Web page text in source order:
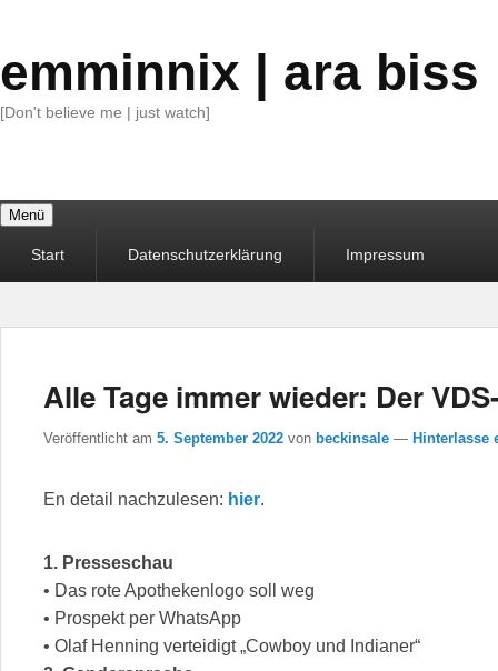
emminnix | ara biss
[Don't believe me | just watch]
Menü
MenüStart Datenschutzerklärung Impressum
Alle Tage immer wieder: Der
Veröffentlicht am 5. September 2022 von beckinsale — Hinterlasse
En detail nachzulesen: hier.
1. Presseschau
• Das rote Apothekenlogo soll weg
• Prospekt per WhatsApp
• Olaf Henning verteidigt „Cowboy und Indianer“